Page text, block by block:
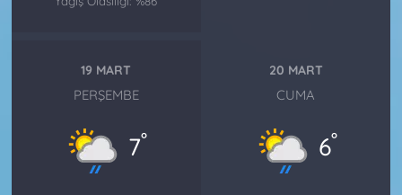
19 MART
PERŞEMBE
7°
20 MART
CUMA
6°